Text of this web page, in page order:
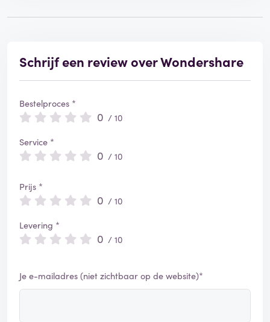
Schrijf een review over Wondershare
Bestelproces *
0 / 10
Service *
0 / 10
Prijs *
0 / 10
Levering *
0 / 10
Je e-mailadres (niet zichtbaar op de website)*